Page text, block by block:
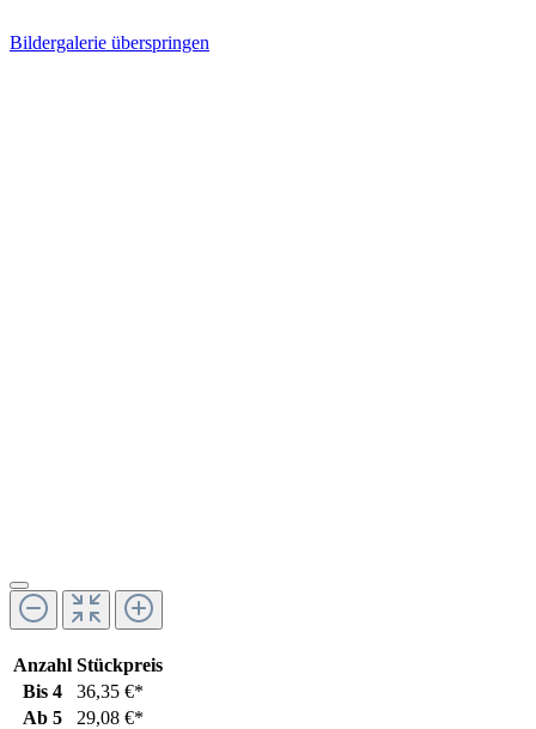
Bildergalerie überspringen
Anzahl Stückpreis
Bis 4
36,35 €*
Ab 5
29,08 €*